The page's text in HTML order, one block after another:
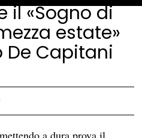
il «Sogno di
estate»
De Capitani